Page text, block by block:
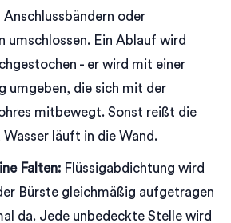
oder
umschlossen. Ein Ablauf wird
- er wird mit einer
umgeben, die sich mit der
mitbewegt. Sonst reißt die
läuft in die Wand.
Falten: Flüssigabdichtung wird
Bürste gleichmäßig aufgetragen
da. Jede unbedeckte Stelle wird